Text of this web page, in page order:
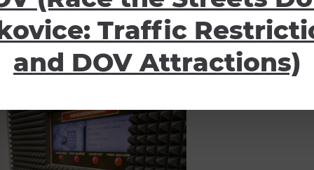
Traffic
and DOV Attractions)